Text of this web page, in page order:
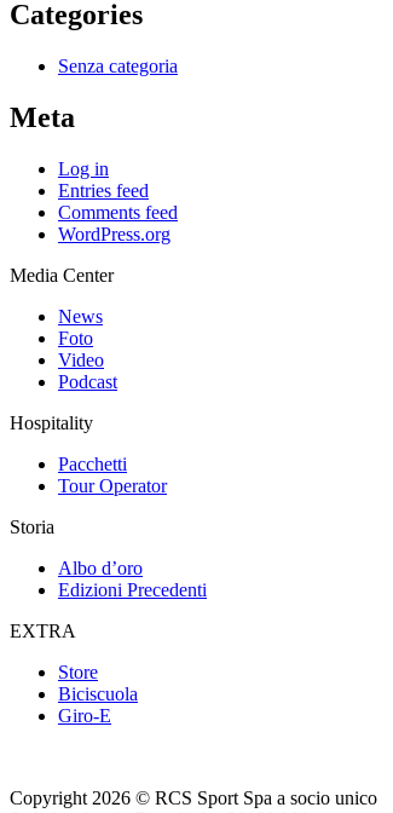
Categories
Senza categoria
Meta
Log in
Entries feed
Comments feed
WordPress.org
Media Center
News
Foto
Video
Podcast
Hospitality
Pacchetti
Tour Operator
Storia
Albo d’oro
Edizioni Precedenti
EXTRA
Store
Biciscuola
Giro-E
Copyright 2026 © RCS Sport Spa a socio unico